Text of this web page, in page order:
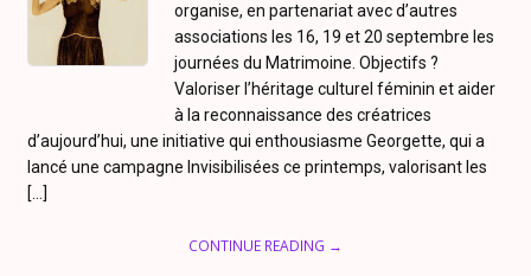
organise, en partenariat avec d’autres
associations les 16, 19 et 20 septembre les
journées du Matrimoine. Objectifs ?
Valoriser l’héritage culturel féminin et aider
à la reconnaissance des créatrices
d’aujourd’hui, une initiative qui enthousiasme Georgette, qui a
lancé une campagne Invisibilisées ce printemps, valorisant les
[…]
CONTINUE READING →